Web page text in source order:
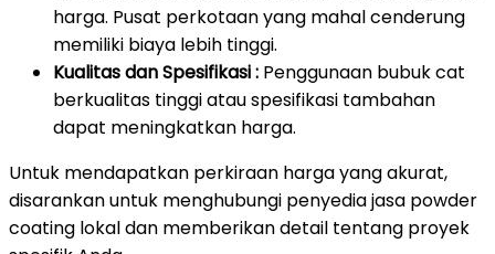
harga. Pusat perkotaan yang mahal cenderung
memiliki biaya lebih tinggi.
Kualitas dan Spesifikasi : Penggunaan bubuk cat
berkualitas tinggi atau spesifikasi tambahan
dapat meningkatkan harga.
Untuk mendapatkan perkiraan harga yang akurat,
disarankan untuk menghubungi penyedia jasa powder
coating lokal dan memberikan detail tentang proyek